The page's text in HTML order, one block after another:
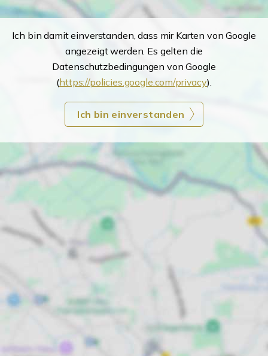
Ich bin damit einverstanden, dass mir Karten von Google
angezeigt werden. Es gelten die
Datenschutzbedingungen von Google
(https://policies.google.com/privacy).
Ich bin einverstanden